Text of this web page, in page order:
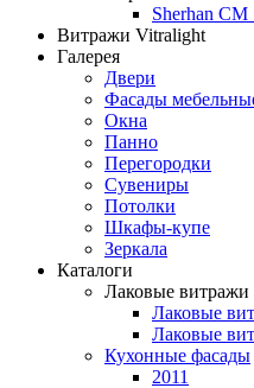
Sherhan CM
Витражи Vitralight
Галерея
Двери
Фасады
Окна
Панно
Перегородки
Сувениры
Потолки
Шкафы-купе
Зеркала
Каталоги
Лаковые витражи
Лаковые
Лаковые
Кухонные фасады
2011